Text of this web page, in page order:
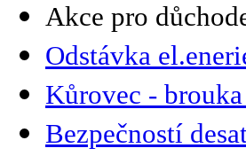
Akce pro
Odstávka
Kůrovec -
Bezpečností